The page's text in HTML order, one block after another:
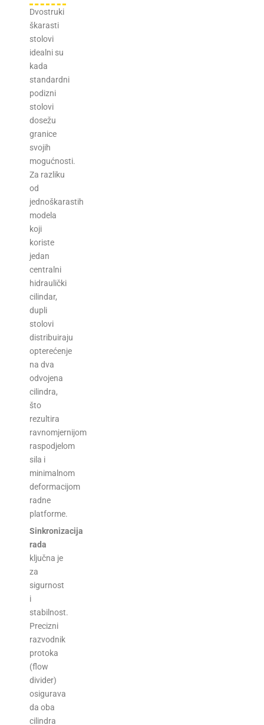
Dvostruki
škarasti
stolovi
idealni su
kada
standardni
podizni
stolovi
dosežu
granice
svojih
mogućnosti.
Za razliku
od
jednoškarastih
modela
koji
koriste
jedan
centralni
hidraulički
cilindar,
dupli
stolovi
distribuiraju
opterećenje
na dva
odvojena
cilindra,
što
rezultira
ravnomjernijom
raspodjelom
sila i
minimalnom
deformacijom
radne
platforme.
Sinkronizacija
rada
ključna je
za
sigurnost
i
stabilnost.
Precizni
razvodnik
protoka
(flow
divider)
osigurava
da oba
cilindra